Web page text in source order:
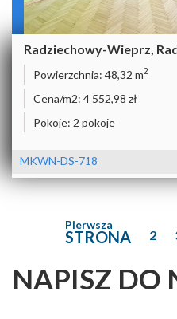
Radziechowy-Wieprz,
Powierzchnia: 48,32 m2
Cena/m2: 4 552,98 zł
Pokoje: 2 pokoje
MKWN-DS-718
Pierwsza
STRONA 2
NAPISZ DO